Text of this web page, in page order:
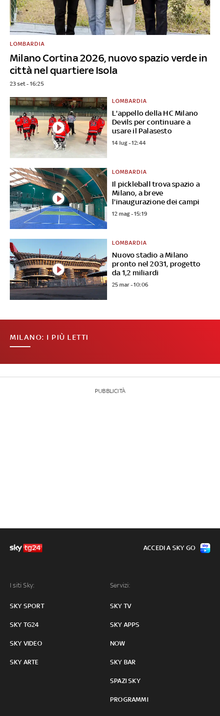
Milano Cortina 2026, nuovo spazio verde in
città nel quartiere Isola
LOMBARDIA
23 set - 16:25
L'appello della HC Milano
Devils per continuare a
usare il Palasesto
LOMBARDIA
14 lug - 12:44
Il pickleball trova spazio a
Milano, a breve
l'inaugurazione dei campi
LOMBARDIA
12 mag - 15:19
Nuovo stadio a Milano
pronto nel 2031, progetto
da 1,2 miliardi
LOMBARDIA
25 mar - 10:06
MILANO: I PIÙ LETTI
PUBBLICITÀ
I siti Sky:
SKY SPORT
SKY TG24
SKY VIDEO
SKY ARTE
Servizi:
SKY TV
SKY APPS
NOW
SKY BAR
SPAZI SKY
PROGRAMMI
ACCEDI A SKY GO